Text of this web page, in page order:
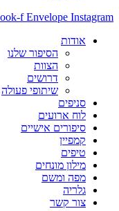
f Envelope Instagram
אודות
הסיפור שלנו
הצוות
דרושים
שיתופי פעולה
סניפים
לוח ארועים
סיפורים אישיים
קמפיין
טיפים
מילון מונחים
מפה ומשם
גלריה
צור קשר